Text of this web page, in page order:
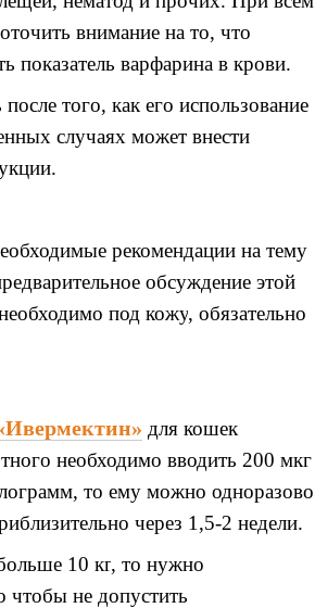
внимание на то, что
показатель варфарина в крови.
того, как его использование
случаях может внести
.
рекомендации на тему
обсуждение этой
под кожу, обязательно
для кошек
необходимо вводить 200 мкг
, то ему можно одноразово
через 1,5-2 недели.
10 кг, то нужно
чтобы не допустить